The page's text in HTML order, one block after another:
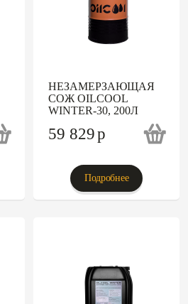
НЕЗАМЕРЗАЮЩАЯ
СОЖ OILCOOL
WINTER-30, 200Л
59 829p
Подробнее